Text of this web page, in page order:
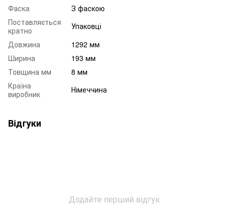
Фаска
З фаскою
Поставляється
кратно
Упаковці
Довжина
1292 мм
Ширина
193 мм
Товщина мм
8 мм
Країна
виробник
Німеччина
Відгуки
Додайте перший відгук